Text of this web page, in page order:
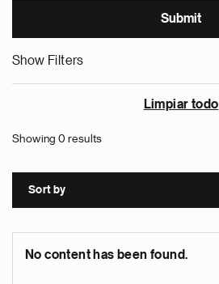
Show Filters
Limpiar todo
Showing 0 results
Sort by
No content has been found.